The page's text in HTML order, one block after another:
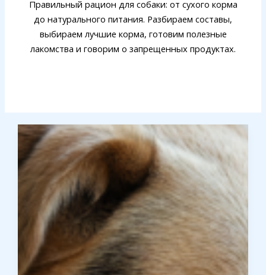
Правильный рацион для собаки: от сухого корма
до натурального питания. Разбираем составы,
выбираем лучшие корма, готовим полезные
лакомства и говорим о запрещенных продуктах.